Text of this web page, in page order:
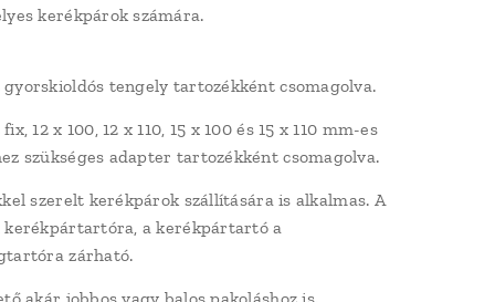
kerékpárok számára.
gyorskioldós tengely tartozékként csomagolva.
12 x 100, 12 x 110, 15 x 100 és 15 x 110 mm-es
szükséges adapter tartozékként csomagolva.
szerelt kerékpárok szállítására is alkalmas. A
kerékpártartóra, a kerékpártartó a
zárható.